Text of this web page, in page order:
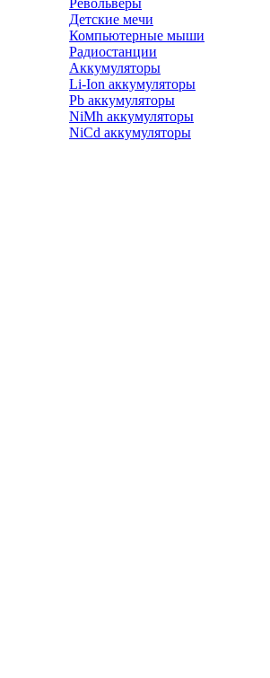
Револьверы
Детские мечи
Компьютерные мыши
Радиостанции
Аккумуляторы
Li-Ion аккумуляторы
Pb аккумуляторы
NiMh аккумуляторы
NiCd аккумуляторы